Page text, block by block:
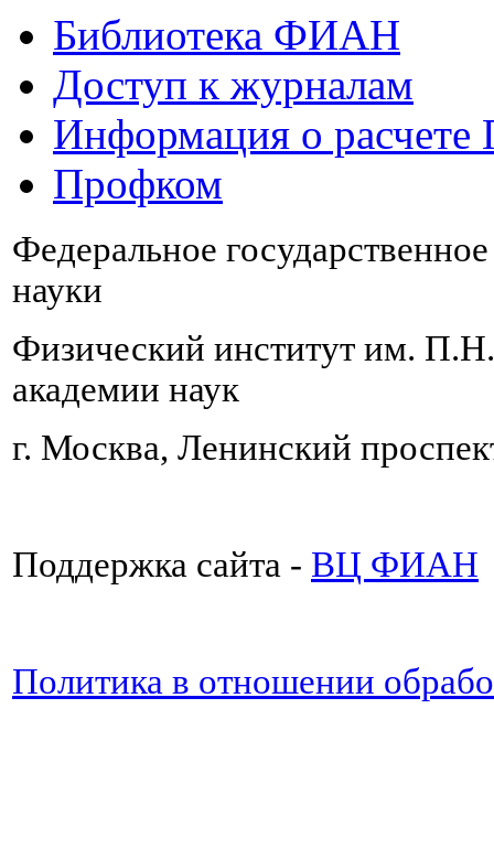
Библиотека ФИАН
Доступ к журналам
Информация о
Профком
Федеральное
науки
Физический институт им.
академии наук
г. Москва, Ленинский
Поддержка сайта - ВЦ ФИАН
Политика в отношении